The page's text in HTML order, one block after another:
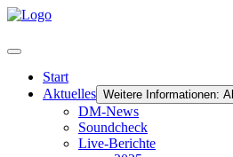
Start
Aktuelles Weitere Informationen:
DM-News
Soundcheck
Live-Berichte